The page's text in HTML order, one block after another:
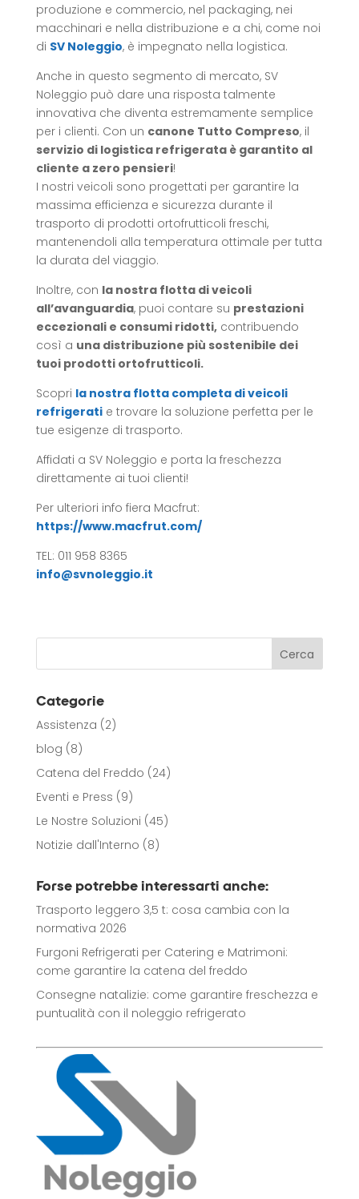
produzione e commercio, nel packaging, nei
macchinari e nella distribuzione e a chi, come noi
di SV Noleggio, è impegnato nella logistica.
Anche in questo segmento di mercato, SV
Noleggio può dare una risposta talmente
innovativa che diventa estremamente semplice
per i clienti. Con un canone Tutto Compreso, il
servizio di logistica refrigerata è garantito al
cliente a zero pensieri!
I nostri veicoli sono progettati per garantire la
massima efficienza e sicurezza durante il
trasporto di prodotti ortofrutticoli freschi,
mantenendoli alla temperatura ottimale per tutta
la durata del viaggio.
Inoltre, con la nostra flotta di veicoli
all’avanguardia, puoi contare su prestazioni
eccezionali e consumi ridotti,contribuendo
così a una distribuzione più sostenibile dei
tuoi prodotti ortofrutticoli.
Scopri la nostra flotta completa di veicoli
refrigeratie trovare la soluzione perfetta per le
tue esigenze di trasporto.
Affidati a SV Noleggio e porta la freschezza
direttamente ai tuoi clienti!
Per ulteriori info fiera Macfrut:
https://www.macfrut.com/
TEL: 011 958 8365
info@svnoleggio.it
Categorie
Assistenza (2)
blog (8)
Catena del Freddo (24)
Eventi e Press (9)
Le Nostre Soluzioni (45)
Notizie dall'Interno (8)
Forse potrebbe interessarti anche:
Trasporto leggero 3,5 t: cosa cambia con la
normativa 2026
Furgoni Refrigerati per Catering e Matrimoni:
come garantire la catena del freddo
Consegne natalizie: come garantire freschezza e
puntualità con il noleggio refrigerato